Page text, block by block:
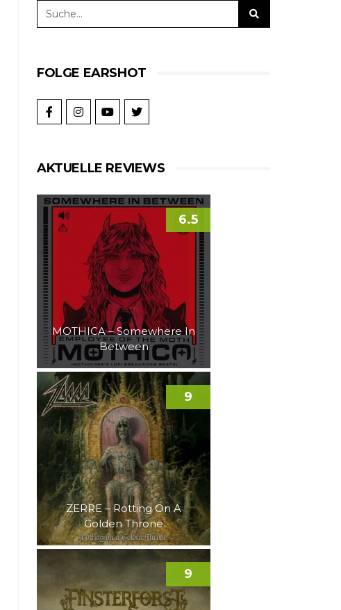
FOLGE EARSHOT
AKTUELLE REVIEWS
MOTHICA – Somewhere In
Between
6.5
ZERRE – Rotting On A
Golden Throne
9
9